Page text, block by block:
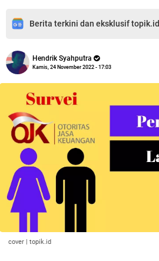
Berita terkini dan eksklusif topik.id
Hendrik Syahputra
Kamis, 24 November 2022 - 17:03
cover | topik.id